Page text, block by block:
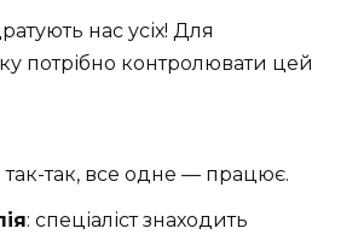
нас усіх! Для
потрібно контролювати цей
: так-так, все одне — працює.
: спеціаліст знаходить